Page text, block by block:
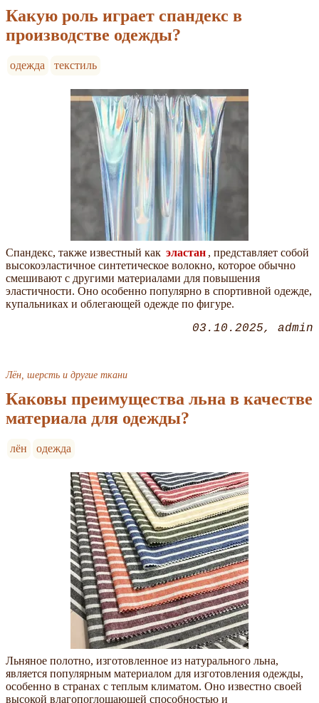
Какую роль играет спандекс в
производстве одежды?
одежда текстиль
Спандекс, также известный как эластан , представляет собой
высокоэластичное синтетическое волокно, которое обычно
смешивают с другими материалами для повышения
эластичности. Оно особенно популярно в спортивной одежде,
купальниках и облегающей одежде по фигуре.
03.10.2025 admin
Лён, шерсть и другие ткани
Каковы преимущества льна в качестве
материала для одежды?
лён одежда
Льняное полотно, изготовленное из натурального льна,
является популярным материалом для изготовления одежды,
особенно в странах с теплым климатом. Оно известно своей
высокой влагопоглощающей способностью и